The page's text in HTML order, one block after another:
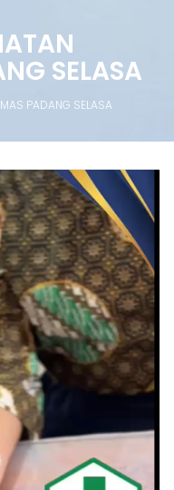
SELASA
PADANG SELASA